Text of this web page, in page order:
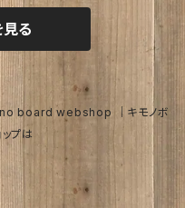
る
board webshop ｜キモノボ
プは